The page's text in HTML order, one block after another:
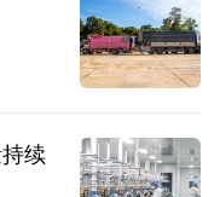
续